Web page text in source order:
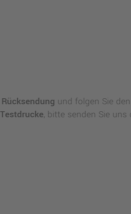
Rücksendung und folgen Sie den
Testdrucke, bitte senden Sie uns